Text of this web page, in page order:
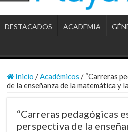
DESTACADOS ACADEMIA
Inicio / Académicos / “Carreras
de la enseñanza de la matemática y
“Carreras pedagógicas
perspectiva de la